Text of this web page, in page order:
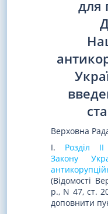
для
Верховна
I. Розділ
Закону
(Відомості
р., N 47, ст.
доповнити